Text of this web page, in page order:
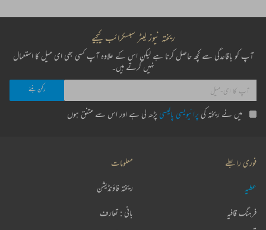
ریختہ نیوز لیٹر سبسکرائب کیجیے
آپ کو باقاعدگی سے کچھ حاصل کرنا ہے لیکن اس کے علاوہ آپ کسی بھی ای میل کا استعمال
نہیں کرتے ہیں۔
میں نے ریختہ کی پرائیویسی پالیسی پڑھ لی ہے اور اس سے متفق ہوں
فوری رابطے
عطیہ
فرہنگ قافیہ
معلومات
ریختہ فاؤنڈیشن
بانی : تعارف